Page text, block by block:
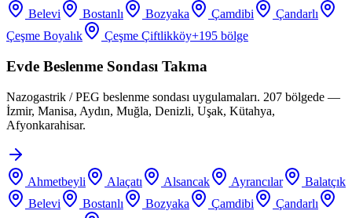
Belevi
Bostanlı Bozyaka Çamdibi
Çandarlı
Çeşme Boyalık
Çeşme Çiftlikköy+195 bölge
Evde Beslenme Sondası Takma
Nazogastrik / PEG beslenme sondası uygulamaları. 207 bölgede —
İzmir, Manisa, Aydın, Muğla, Denizli, Uşak, Kütahya,
Afyonkarahisar.
Ahmetbeyli Alaçatı Alsancak Ayrancılar
Balatçık
Belevi
Bostanlı Bozyaka Çamdibi
Çandarlı